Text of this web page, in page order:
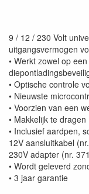
9 / 12 / 230 Volt
uitgangsvermogen
• Werkt zowel op
• Optische controle
• Nieuwste
• Voorzien van een
• Makkelijk te dragen
• Inclusief aardpen,
12V aansluitkabel
230V adapter (nr.
• Wordt geleverd
• 3 jaar garantie